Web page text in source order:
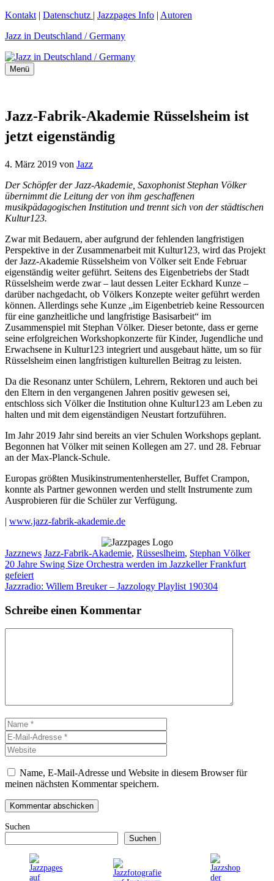
Zum
springen
Kontakt | Datenschutz | Jazzpages Info | Autoren
Jazz in Deutschland / Germany
Menü
Jazz-Fabrik-Akademie Rüsselsheim ist
jetzt eigenständig
4. März 2019 von Jazz
Der Schöpfer der Jazz-Akademie, Saxophonist Stephan Völker
übernimmt die Leitung der von ihm geschaffenen
musikpädagogischen Institution und trennt sich von der städtischen
Kultur123.
Zwar mit Bedauern, aber aufgrund der fehlenden langfristigen
Perspektive in der Zusammenarbeit mit Kultur123, wird das Projekt
der Jazz-Akademie Rüsselsheim von Völker seit Ende Februar
eigenständig weiter geführt. Seitens des Eigenbetriebs der Stadt
Rüsselsheim werde zwar – laut dessen Leiter Eckhard Kunze –
darüber nachgedacht, ob Völkers Konzepte weiter geführt werden
können. Allerdings sehe Kunze „im Eigenbetrieb keine Ressourcen
für eine ganzheitliche und langfristige Basisarbeit“ im
Zusammenspiel mit Stephan Völker. Dieser betonte, dass er gerne
seine erfolgreichen Workshopkonzerte für Kinder, Jugendliche und
Erwachsene in Kultur123 integriert und ausgebaut hätte, um so für
Rüsselsheim einen langfristigen kulturellen Beitrag zu leisten.
Da die Resonanz unter Schülern, Lehrern, Rektoren und auch bei
den Eltern in den vergangenen Jahren positiv gewesen sei,
entschloss sich Völker die Institution ohne Kultur123 am Leben zu
halten und mit dem eigenständigen Neustart fortzuführen.
Im Jahr 2019 Jahr sind bereits an vier Schulen Workshops geplant.
Begonnen hat Völker mit seinen Kollegen am 27. und 28. Februar
an der Max-Planck-Schule.
Europas größten Musikinstrumentenhersteller, Buffet Crampon,
konnte als Partner gewonnen werden und stellt Instrumente zum
Ausprobieren für die Schüler zur Verfügung.
| www.jazz-fabrik-akademie.de
Kategorien
Jazznews Schlagwörter
Jazz-Fabrik-Akademie, Rüsseslheim, Stephan Völker
20 Jahre Swing Size Orchestra werden im Jazzkeller Frankfurt
gefeiert
Jazzradio: Willem Breuker – Jazzology Playlist 190304
Schreibe einen Kommentar
Name
Mail-
Adresse
Name, E-Mail-Adresse und Website in diesem Browser für
meinen nächsten Kommentar speichern.
Suchen
Suchen